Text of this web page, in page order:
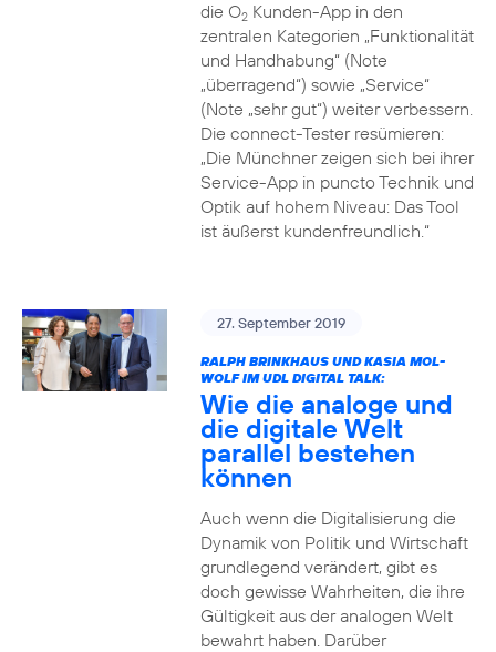
die O2Kunden-App in den
zentralen Kategorien „Funktionalität
und Handhabung“ (Note
„überragend“) sowie „Service“
(Note „sehr gut“) weiter verbessern.
Die connect-Tester resümieren:
„Die Münchner zeigen sich bei ihrer
Service-App in puncto Technik und
Optik auf hohem Niveau: Das Tool
ist äußerst kundenfreundlich.“
27. September 2019
RALPH BRINKHAUS UND KASIA MOL-
WOLF IM UDL DIGITAL TALK:
Wie die analoge und
die digitale Welt
parallel bestehen
können
Auch wenn die Digitalisierung die
Dynamik von Politik und Wirtschaft
grundlegend verändert, gibt es
doch gewisse Wahrheiten, die ihre
Gültigkeit aus der analogen Welt
bewahrt haben. Darüber